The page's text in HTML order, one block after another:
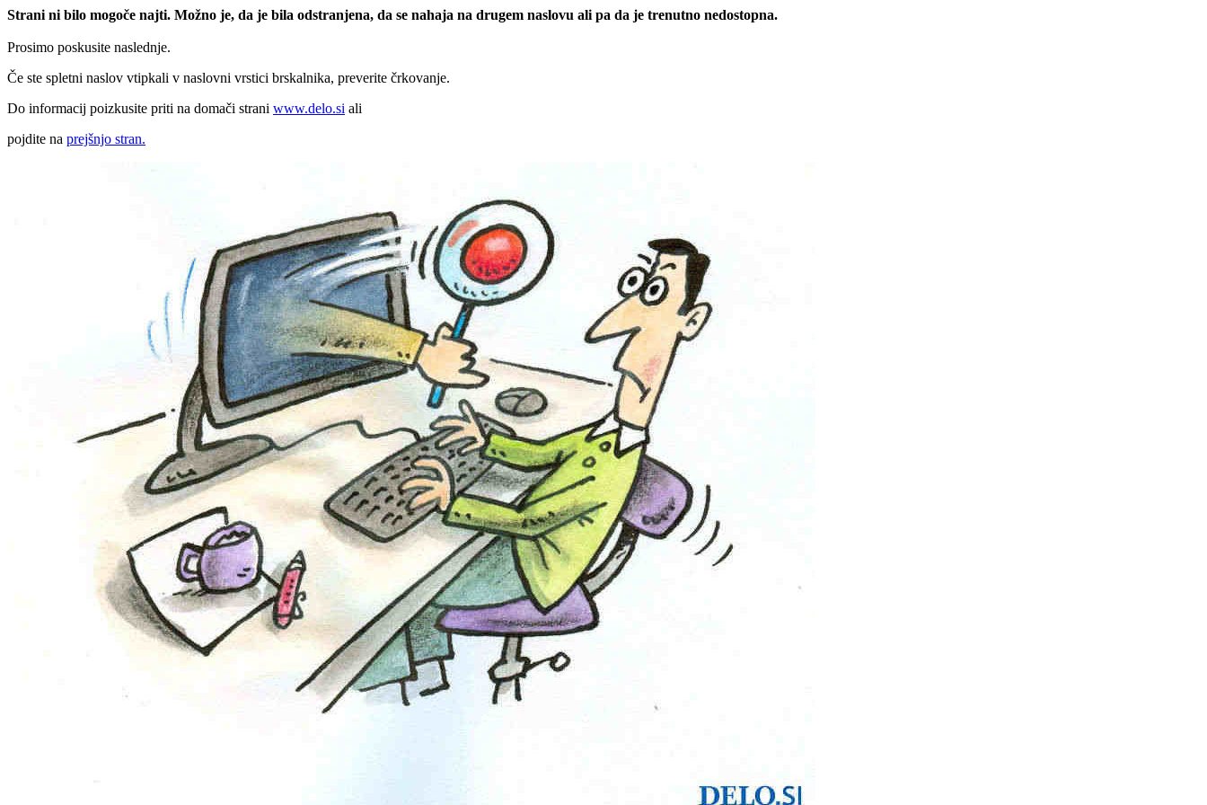
Strani ni bilo mogoče najti. Možno je, da je bila odstranjena, da se nahaja na drugem naslovu ali pa da je trenutno nedostopna.
Prosimo poskusite naslednje.
Če ste spletni naslov vtipkali v naslovni vrstici brskalnika, preverite črkovanje.
Do informacij poizkusite priti na domači strani www.delo.si ali
pojdite na prejšnjo stran.